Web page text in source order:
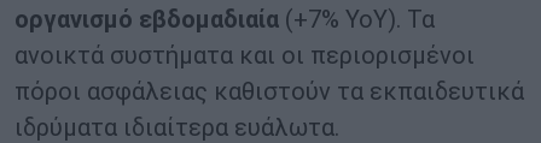
οργανισμό εβδομαδιαία (+7% YoY). Τα
ανοικτά συστήματα και οι περιορισμένοι
πόροι ασφάλειας καθιστούν τα εκπαιδευτικά
ιδρύματα ιδιαίτερα ευάλωτα.